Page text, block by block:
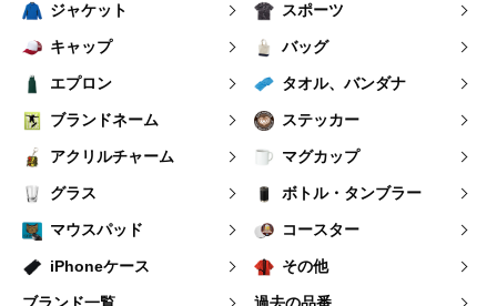
ジャケット スポーツ
キャップ バッグ
エプロン タオル、バンダナ
ブランドネーム ステッカー
アクリルチャーム マグカップ
グラス ボトル・タンブラー
マウスパッド コースター
iPhoneケース その他